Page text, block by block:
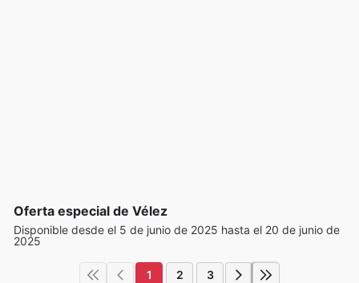
Oferta especial de Vélez
Disponible desde el 5 de junio de 2025 hasta el 20 de junio de
2025
1 2 3